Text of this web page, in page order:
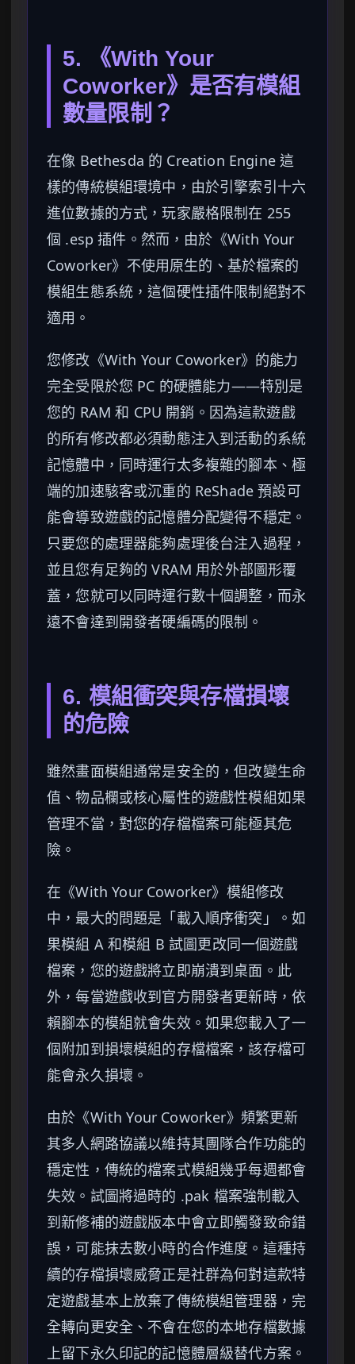
5. 《With Your
Coworker》是否有模組
數量限制？
在像 Bethesda 的 Creation Engine 這
樣的傳統模組環境中，由於引擎索引十六
進位數據的方式，玩家嚴格限制在 255
個 .esp 插件。然而，由於《With Your
Coworker》不使用原生的、基於檔案的
模組生態系統，這個硬性插件限制絕對不
適用。
您修改《With Your Coworker》的能力
完全受限於您 PC 的硬體能力——特別是
您的 RAM 和 CPU 開銷。因為這款遊戲
的所有修改都必須動態注入到活動的系統
記憶體中，同時運行太多複雜的腳本、極
端的加速駭客或沉重的 ReShade 預設可
能會導致遊戲的記憶體分配變得不穩定。
只要您的處理器能夠處理後台注入過程，
並且您有足夠的 VRAM 用於外部圖形覆
蓋，您就可以同時運行數十個調整，而永
遠不會達到開發者硬編碼的限制。
6. 模組衝突與存檔損壞
的危險
雖然畫面模組通常是安全的，但改變生命
值、物品欄或核心屬性的遊戲性模組如果
管理不當，對您的存檔檔案可能極其危
險。
在《With Your Coworker》模組修改
中，最大的問題是「載入順序衝突」。如
果模組 A 和模組 B 試圖更改同一個遊戲
檔案，您的遊戲將立即崩潰到桌面。此
外，每當遊戲收到官方開發者更新時，依
賴腳本的模組就會失效。如果您載入了一
個附加到損壞模組的存檔檔案，該存檔可
能會永久損壞。
由於《With Your Coworker》頻繁更新
其多人網路協議以維持其團隊合作功能的
穩定性，傳統的檔案式模組幾乎每週都會
失效。試圖將過時的 .pak 檔案強制載入
到新修補的遊戲版本中會立即觸發致命錯
誤，可能抹去數小時的合作進度。這種持
續的存檔損壞威脅正是社群為何對這款特
定遊戲基本上放棄了傳統模組管理器，完
全轉向更安全、不會在您的本地存檔數據
上留下永久印記的記憶體層級替代方案。